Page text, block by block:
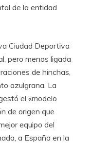
de la entidad
Ciudad Deportiva
pero menos ligada
de hinchas,
azulgrana. La
el «modelo
de origen que
equipo del
a España en la